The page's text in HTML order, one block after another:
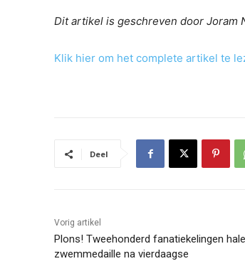
Dit artikel is geschreven door Joram
Klik hier om het complete artikel te
Deel
Vorig artikel
Plons! Tweehonderd fanatiekelingen
zwemmedaille na vierdaagse